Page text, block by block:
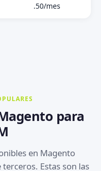
.50/mes
para
en Magento
Estas son las